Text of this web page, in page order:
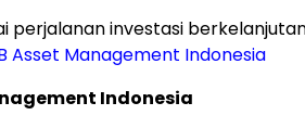
perjalanan investasi
Asset Management Indonesia
Indonesia